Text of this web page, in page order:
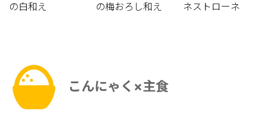
の白和え
の梅おろし和え
ネストローネ
こんにゃく×主食